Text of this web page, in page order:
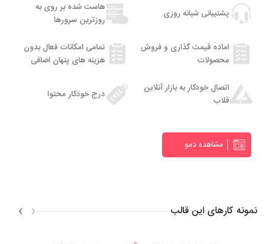
پشتیبانی شبانه روزی
هاست شده بر روی به
روزترین سرورها
اماده قیمت گذاری و فروش
محصولات
تمامی امکانات فعال بدون
هزینه های پنهان اضافی
اتصال خودکار به بازار آنلاین
قلاب
درج خودکار محتوا
مشاهده دمو
نمونه کارهای این قالب ‹
›